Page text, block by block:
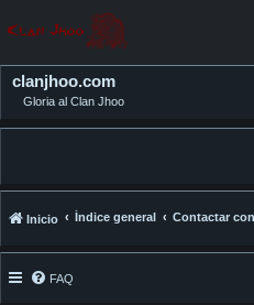
clanjhoo.com
Gloria al Clan Jhoo
Inicio Índice general Contactar
FAQ